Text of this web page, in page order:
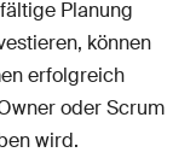
Planung
können
erfolgreich
oder Scrum
wird.